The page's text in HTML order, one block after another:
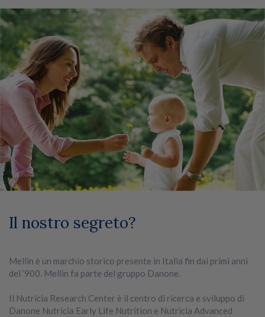
Il nostro segreto?
Mellin è un marchio storico presente in Italia fin dai primi anni
del ‘900. Mellin fa parte del gruppo Danone.
Il Nutricia Research Center è il centro di ricerca e sviluppo di
Danone Nutricia Early Life Nutrition e Nutricia Advanced